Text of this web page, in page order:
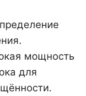
мощность
для